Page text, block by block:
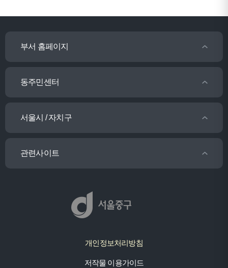
부서 홈페이지
동주민센터
서울시 / 자치구
관련사이트
개인정보처리방침
저작물 이용가이드